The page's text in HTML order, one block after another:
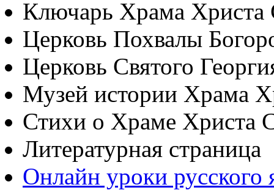
Ключарь Храма Христа
Церковь Похвалы
Церковь Святого
Музей истории Храма
Стихи о Храме Христа
Литературная страница
Онлайн уроки русского